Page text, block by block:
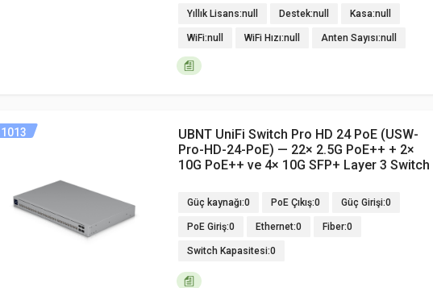
Yıllık Lisans:null Destek:null Kasa:null
WiFi:null WiFi Hızı:null Anten Sayısı:null
UBNT UniFi Switch Pro HD 24 PoE (USW-
Pro-HD-24-PoE) — 22× 2.5G PoE++ + 2×
10G PoE++ ve 4× 10G SFP+ Layer 3 Switch
Güç kaynağı:0 PoE Çıkış:0 Güç Girişi:0
PoE Giriş:0 Ethernet:0 Fiber:0
Switch Kapasitesi:0